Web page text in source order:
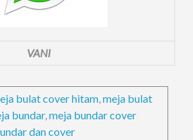
VANI
bulat cover hitam ,meja bulat
bundar,meja bundar cover
dan cover